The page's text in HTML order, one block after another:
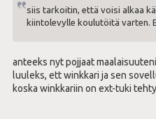
siis tarkoitin, että voisi alkaa
kiintolevylle koulutöitä varten.
anteeks nyt pojjaat
luuleks, ett winkkari ja sen
koska winkkariin on ext-tuki